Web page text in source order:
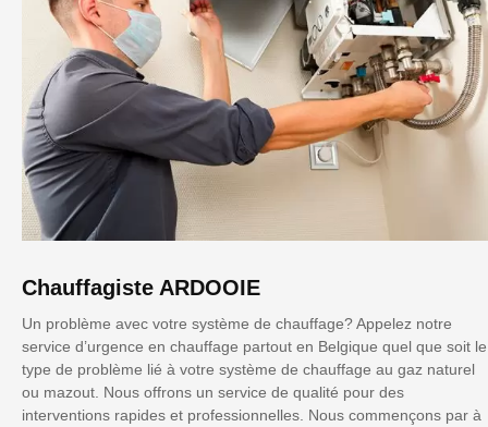
Chauffagiste ARDOOIE
Un problème avec votre système de chauffage? Appelez notre
service d’urgence en chauffage partout en Belgique quel que soit le
type de problème lié à votre système de chauffage au gaz naturel
ou mazout. Nous offrons un service de qualité pour des
interventions rapides et professionnelles. Nous commençons par à